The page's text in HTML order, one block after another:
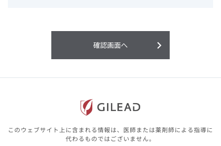
利用することまたは利用できなかったことよ
り生じる損害については一切の責任を負いか
含む）の情報は、その製品またはその製品の
本サイト内の情報は、医師その他医療関係者
が行なうべきアドバイスやサービスを提供す
るものではありません。本サイトに表示され
ている情報は、決して、医師その他医療関係
確認画面へ
このウェブサイト上に含まれる情報は、医師または薬剤師による指導に
代わるものではございません。